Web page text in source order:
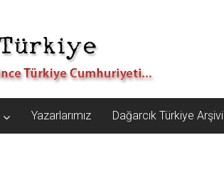
Yazarlarımız Dağarcık Türkiye Arşivi